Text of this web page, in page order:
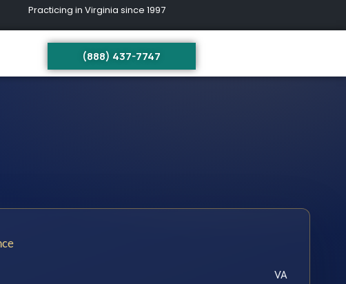
Practicing in Virginia since 1997
(888) 437-7747
VA